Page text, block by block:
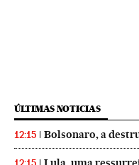
ÚLTIMAS NOTICIAS
12:15 Bolsonaro, a